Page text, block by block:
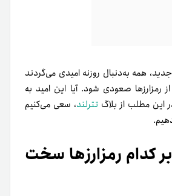
همه به‌دنبال روزنه امیدی می‌گردند
رمزارزها صعودی شود. آیا این امید به
این مطلب از بلاگ تترلند، سعی می‌کنیم
سال ۲۰۲۲ بر کدام رمزارزها سخت